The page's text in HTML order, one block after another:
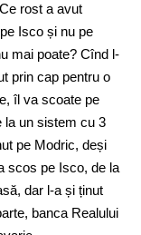
rost a avut
Isco și nu pe
mai poate? Cînd l-
prin cap pentru o
îl va scoate pe
la un sistem cu 3
pe Modric, deși
scos pe Isco, de la
dar l-a și ținut
banca Realului